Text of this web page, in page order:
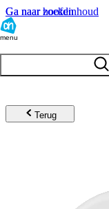
Ga naar hoofdinhoud
Ga naar zoeken
menu
Terug